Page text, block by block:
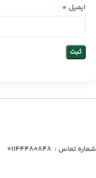
ایمیل *
شماره تماس :‌ ۰۱۱۴۴۴۸۰۸۴۸